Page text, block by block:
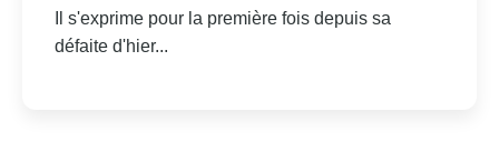
Il s'exprime pour la première fois depuis sa
défaite d'hier...